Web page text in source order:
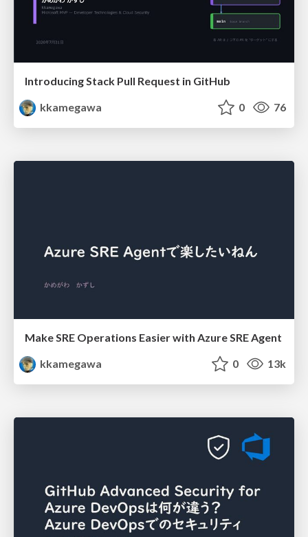
Introducing Stack Pull Request in GitHub
kkamegawa
0 76
Make SRE Operations Easier with Azure SRE Agent
kkamegawa
0 13k